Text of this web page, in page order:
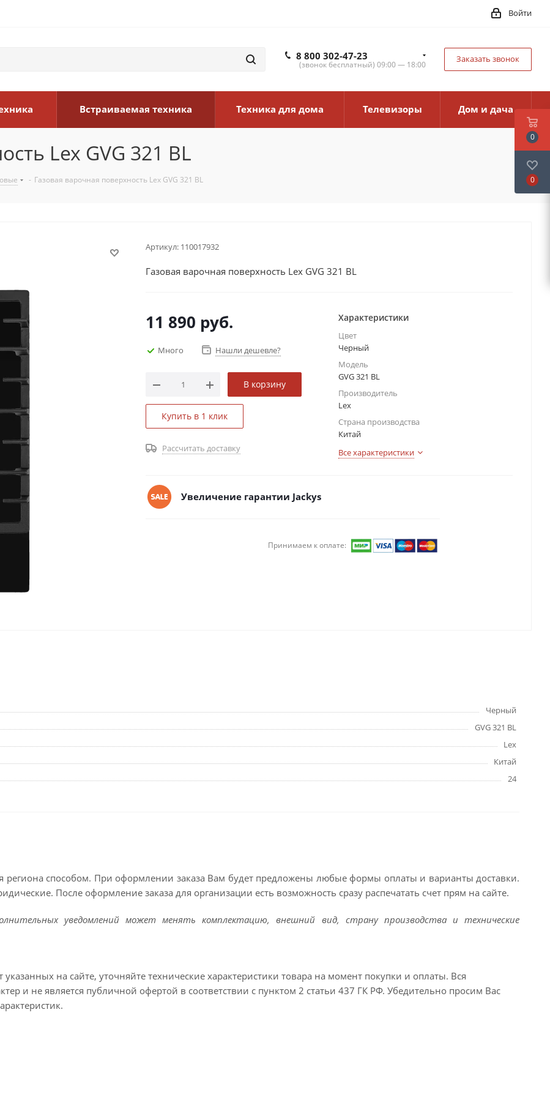
Войти
8 800 302-47-23
(звонок бесплатный) 09:00 — 18:00
Заказать звонок
Встраиваемая техника Техника для дома Телевизоры Дом и дача
Lex GVG 321 BL
- Газовая варочная поверхность Lex GVG 321 BL
Артикул: 110017932
Газовая варочная поверхность Lex GVG 321 BL
11 890 руб.
Много Нашли дешевле?
В корзину
Купить в 1 клик
Рассчитать доставку
Характеристики
Цвет
Черный
Модель
GVG 321 BL
Производитель
Lex
Страна производства
Китай
Все характеристики
Увеличение гарантии Jackys
Принимаем к оплате:
Черный
GVG 321 BL
Lex
Китай
24
способом. При оформлении заказа Вам будет предложены любые формы оплаты и варианты доставки.
После оформление заказа для организации есть возможность сразу распечатать счет прям на сайте.
уведомлений может менять комплектацию, внешний вид, страну производства и технические
указанных на сайте, уточняйте технические характеристики товара на момент покупки и оплаты. Вся
и не является публичной офертой в соответствии с пунктом 2 статьи 437 ГК РФ. Убедительно просим Вас
0
0